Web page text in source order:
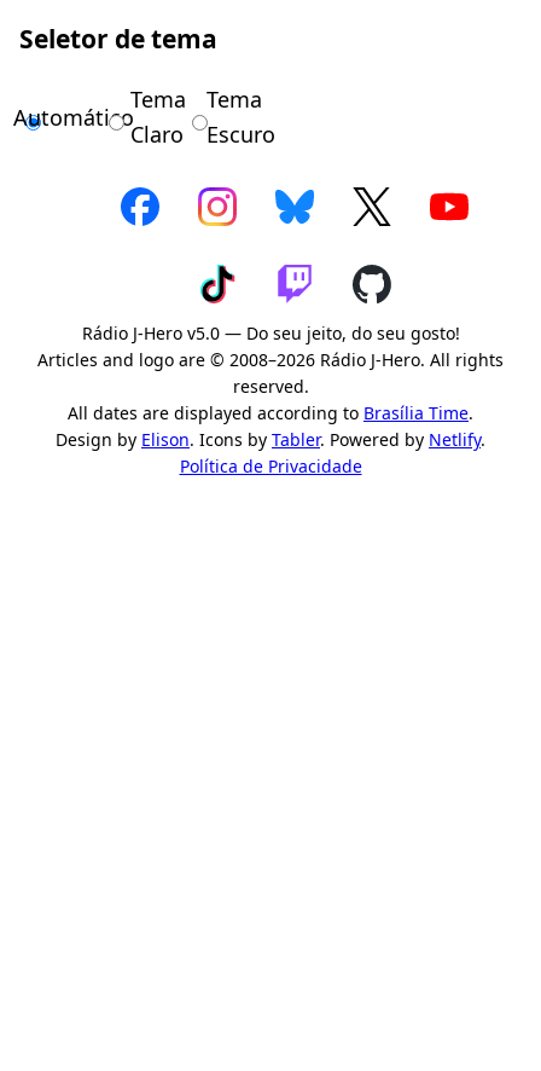
Seletor de tema
Automático
Tema
Claro
Tema
Escuro
Rádio J-Hero v5.0 — Do seu jeito, do seu gosto!
Articles and logo are © 2008–2026 Rádio J-Hero. All rights
reserved.
All dates are displayed according to Brasília Time.
Design by Elison. Icons by Tabler. Powered by Netlify.
Política de Privacidade